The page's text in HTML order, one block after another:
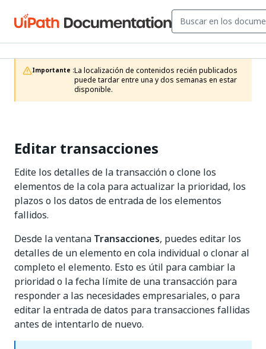
Importante :La localización de contenidos recién publicados
puede tardar entre una y dos semanas en estar
disponible.
Editar transacciones
Edite los detalles de la transacción o clone los
elementos de la cola para actualizar la prioridad, los
plazos o los datos de entrada de los elementos
fallidos.
Desde la ventana Transacciones, puedes editar los
detalles de un elemento en cola individual o clonar al
completo el elemento. Esto es útil para cambiar la
prioridad o la fecha límite de una transacción para
responder a las necesidades empresariales, o para
editar la entrada de datos para transacciones fallidas
antes de intentarlo de nuevo.